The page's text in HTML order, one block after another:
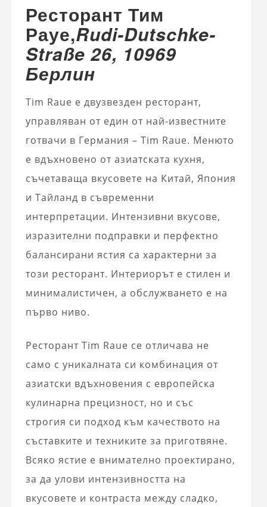
Ресторант Тим ​​
Рауе,Rudi-Dutschke-
Straße 26, 10969
Берлин
Tim Raue е двузвезден ресторант,
управляван от един от най-известните
готвачи в Германия – Tim Raue. Менюто
е вдъхновено от азиатската кухня,
съчетаваща вкусовете на Китай, Япония
и Тайланд в съвременни
интерпретации. Интензивни вкусове,
изразителни подправки и перфектно
балансирани ястия са характерни за
този ресторант. Интериорът е стилен и
минималистичен, а обслужването е на
първо ниво.
Ресторант Tim Raue се отличава не
само с уникалната си комбинация от
азиатски вдъхновения с европейска
кулинарна прецизност, но и със
строгия си подход към качеството на
съставките и техниките за приготвяне.
Всяко ястие е внимателно проектирано,
за да улови интензивността на
вкусовете и контраста между сладко,